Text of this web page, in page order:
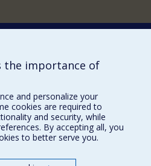
the importance of
and personalize your
cookies are required to
and security, while
By accepting all, you
to better serve you.